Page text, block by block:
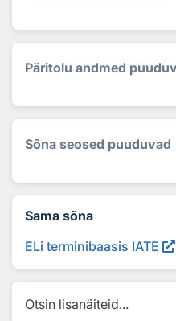
Päritolu andmed
Sõna seosed puuduvad
Sama sõna
ELi terminibaasis IATE
Otsin lisanäiteid...